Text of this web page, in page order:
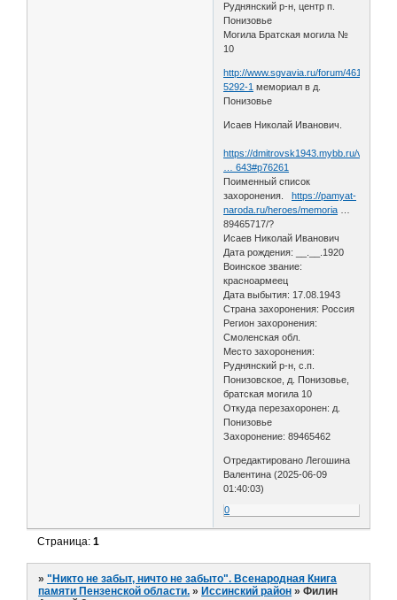
Руднянский р-н, центр п.
Понизовье
Могила Братская могила №
10
http://www.sgvavia.ru/forum/461-
5292-1 мемориал в д.
Понизовье
Исаев Николай Иванович.
https://dmitrovsk1943.mybb.ru/viewtopic
… 643#p76261
Поименный список
захоронения.https://pamyat-
naroda.ru/heroes/memoria
89465717/?
Исаев Николай Иванович
Дата рождения: __.__.1920
Воинское звание:
красноармеец
Дата выбытия: 17.08.1943
Страна захоронения: Россия
Регион захоронения:
Смоленская обл.
Место захоронения:
Руднянский р-н, с.п.
Понизовское, д. Понизовье,
братская могила 10
Откуда перезахоронен: д.
Понизовье
Захоронение: 89465462
Отредактировано Легошина
Валентина (2025-06-09
01:40:03)
0
Страница:1
»"Никто не забыт, ничто не забыто". Всенародная Книга
памяти Пензенской области. »Иссинский район »Филин